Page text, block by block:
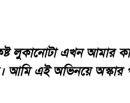
লুকানোটা এখন আমার
আমি এই অভিনয়ে অস্কার